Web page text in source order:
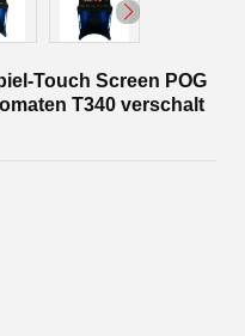
Touch Screen POG
T340 verschalt